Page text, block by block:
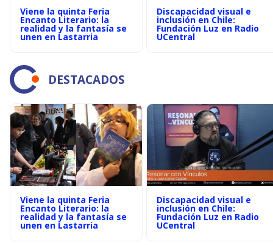
Viene la quinta Feria
Encanto Literario: la
realidad y la fantasía se
unen en Lastarria
Discapacidad visual e
inclusión en Chile:
Fundación Luz en Radio
UCentral
DESTACADOS
Viene la quinta Feria
Encanto Literario: la
realidad y la fantasía se
unen en Lastarria
Discapacidad visual e
inclusión en Chile:
Fundación Luz en Radio
UCentral